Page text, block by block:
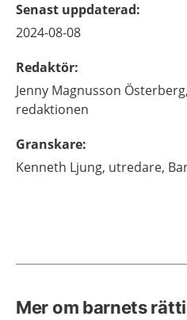
Senast uppdaterad:
2024-08-08
Redaktör:
Jenny Magnusson Österberg,
redaktionen
Granskare:
Kenneth Ljung, utredare,
Mer om barnets